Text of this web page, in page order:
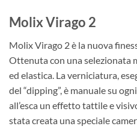
Molix Virago 2
Molix Virago 2 è la nuova
Ottenuta con una selezionata
ed elastica. La verniciatura,
del “dipping”, è manuale su
all’esca un effetto tattile e
stata creata una speciale